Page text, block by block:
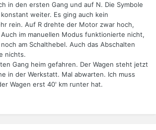
in den ersten Gang und auf N. Die Symbole
weiter. Es ging auch kein
rein. Auf R drehte der Motor zwar hoch,
im manuellen Modus funktionierte nicht,
am Schalthebel. Auch das Abschalten
nichts.
Gang heim gefahren. Der Wagen steht jetzt
in der Werkstatt. Mal abwarten. Ich muss
Wagen erst 40' km runter hat.